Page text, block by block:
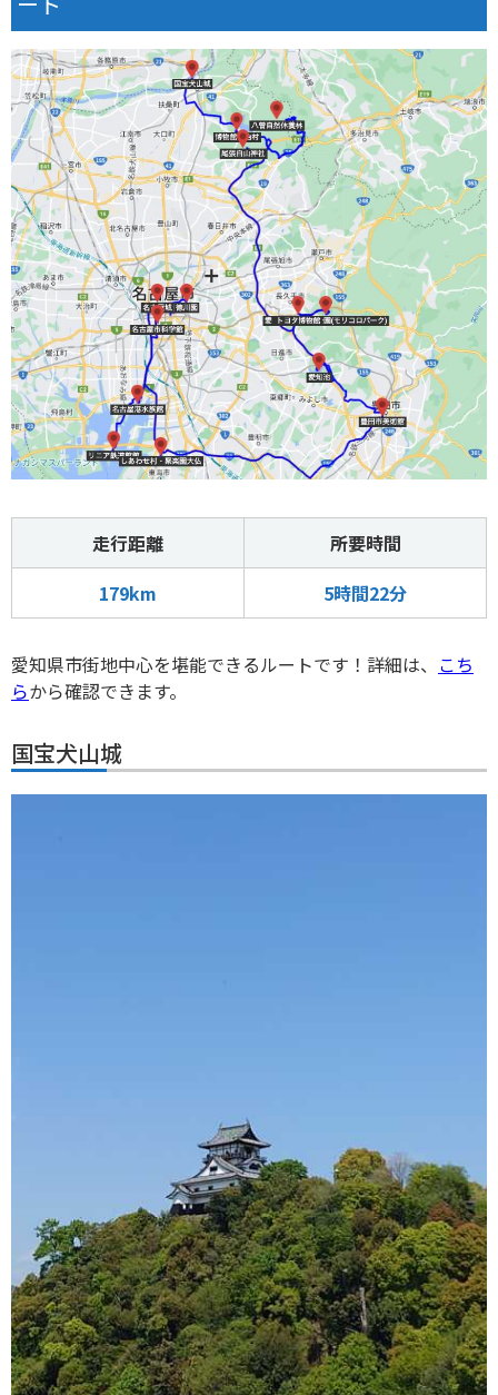
走行距離
所要時間
179km
5時間22分
愛知県市街地中心を堪能できるルートです！詳細は、 こち
らから確認できます。
国宝犬山城